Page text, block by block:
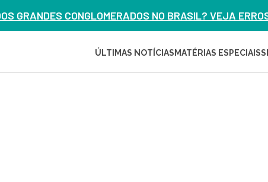
GRANDES CONGLOMERADOS NO BRASIL? VEJA
ÚLTIMAS NOTÍCIAS MATÉRIAS ESPECIAIS